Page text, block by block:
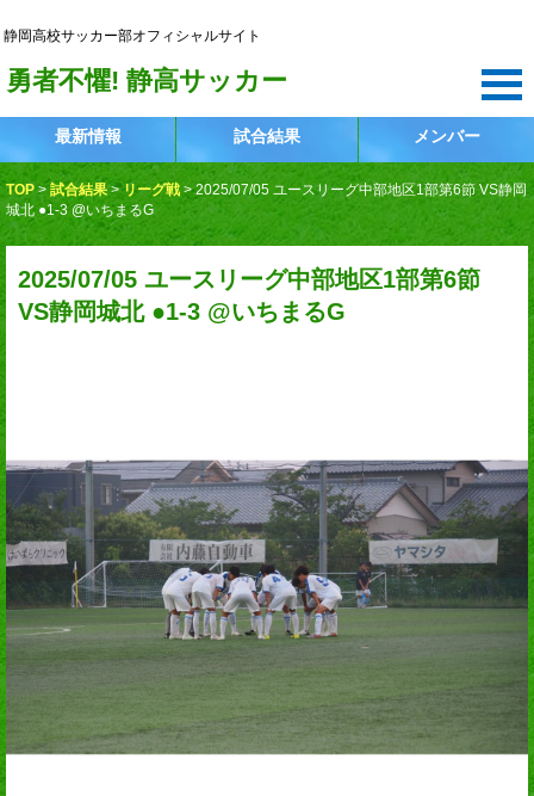
静岡高校サッカー部オフィシャルサイト
勇者不懼! 静高サッカー
最新情報 試合結果 メンバー
TOP > 試合結果 > リーグ戦 > 2025/07/05 ユースリーグ中部地区1部第6節 VS静岡
城北 ●1-3 @いちまるG
2025/07/05 ユースリーグ中部地区1部第6節
VS静岡城北 ●1-3 @いちまるG